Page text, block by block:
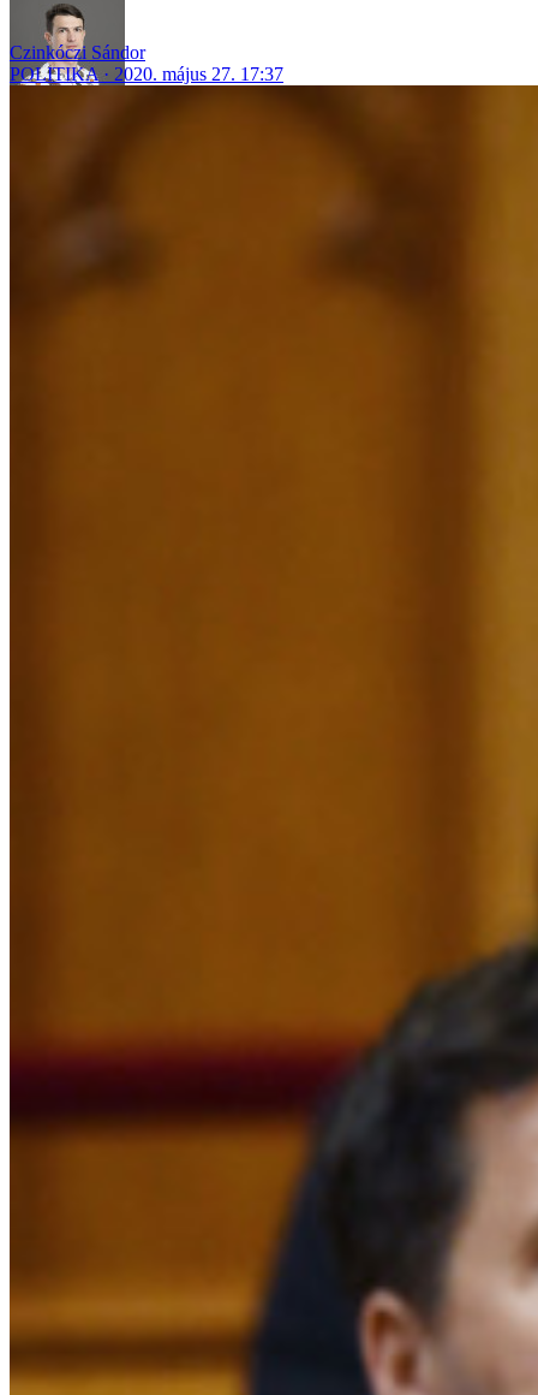
Czinkóczi Sándor
POLITIKA
2020. május 27. 17:37